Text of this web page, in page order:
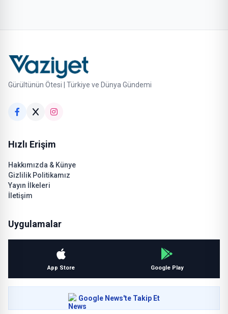
Gürültünün Ötesi | Türkiye ve Dünya Gündemi
Hızlı Erişim
Hakkımızda & Künye
Gizlilik Politikamız
Yayın İlkeleri
İletişim
Uygulamalar
App Store Google Play
Google News'te Takip Et